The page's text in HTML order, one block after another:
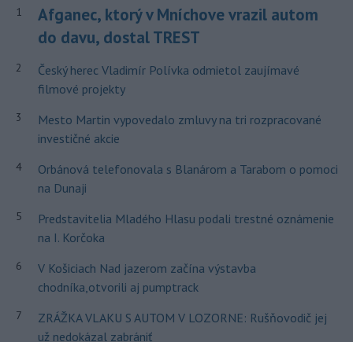
1
Afganec, ktorý v Mníchove vrazil autom
do davu, dostal TREST
2
Český herec Vladimír Polívka odmietol zaujímavé
filmové projekty
3
Mesto Martin vypovedalo zmluvy na tri rozpracované
investičné akcie
4
Orbánová telefonovala s Blanárom a Tarabom o pomoci
na Dunaji
5
Predstavitelia Mladého Hlasu podali trestné oznámenie
na I. Korčoka
6
V Košiciach Nad jazerom začína výstavba
chodníka,otvorili aj pumptrack
7
ZRÁŽKA VLAKU S AUTOM V LOZORNE: Rušňovodič jej
už nedokázal zabrániť